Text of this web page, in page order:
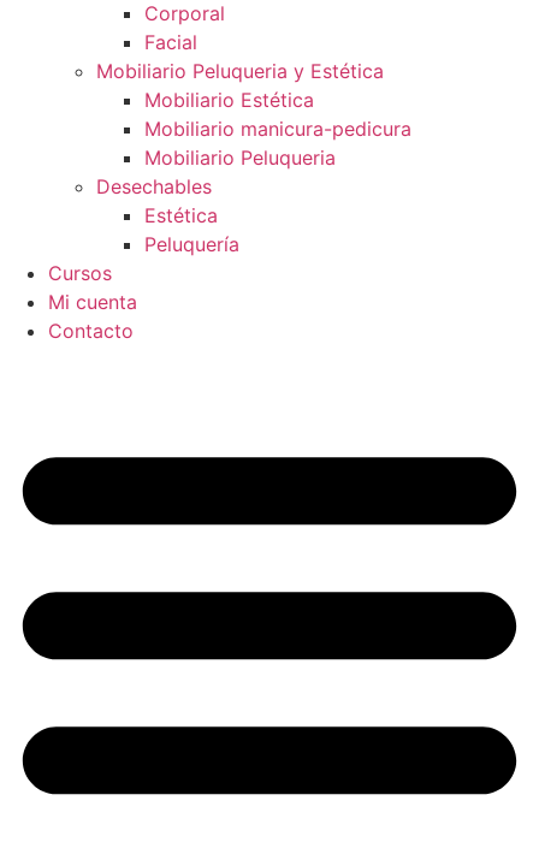
Corporal
Facial
Mobiliario Peluqueria y Estética
Mobiliario Estética
Mobiliario manicura-pedicura
Mobiliario Peluqueria
Desechables
Estética
Peluquería
Cursos
Mi cuenta
Contacto